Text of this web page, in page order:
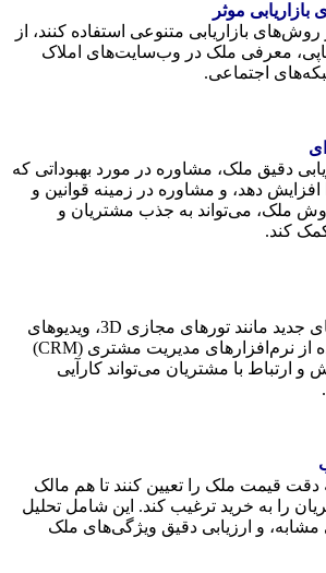
موثر
روش‌های بازاریابی متنوعی استفاده کنند، از
چاپی، معرفی ملک در وب‌سایت‌های املاک
اجتماعی.
دقیق ملک، مشاوره در مورد بهبوداتی که
دهد، و مشاوره در زمینه قوانین و
ملک، می‌تواند به جذب مشتریان و
کند.
بهره‌گیری از فناوری‌های جدید مانند تورهای مجازی 3D، ویدیوهای
معرفی ملک، و استفاده از نرم‌افزارهای مدیریت مشتری (CRM)
و ارتباط با مشتریان می‌تواند کارآیی
دقت قیمت ملک را تعیین کنند تا هم مالک
را به خرید ترغیب کند. این شامل تحلیل
و ارزیابی دقیق ویژگی‌های ملک